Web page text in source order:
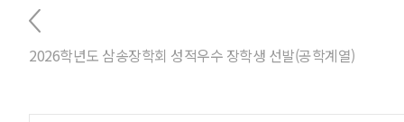
2026학년도 삼송장학회 성적우수 장학생 선발(공학계열)